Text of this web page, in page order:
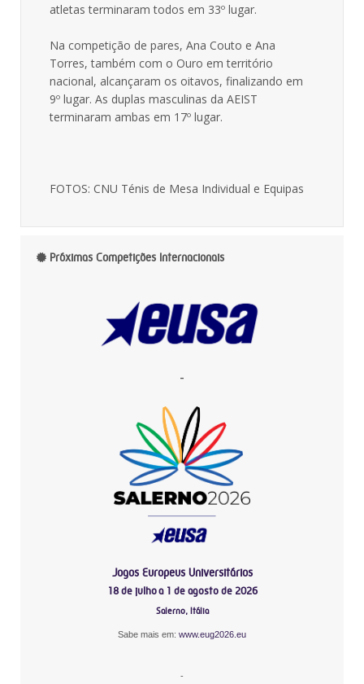
atletas terminaram todos em 33º lugar.
Na competição de pares, Ana Couto e Ana
Torres, também com o Ouro em território
nacional, alcançaram os oitavos, finalizando em
9º lugar. As duplas masculinas da AEIST
terminaram ambas em 17º lugar.
FOTOS: CNU Ténis de Mesa Individual e Equipas
Próximas Competições Internacionais
-
Jogos Europeus Universitários
18 de julho a 1 de agosto de 2026
Salerno, Itália
Sabe mais em: www.eug2026.eu
-